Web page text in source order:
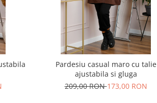
Pardesiu casual maro cu talie
ajustabila si gluga
209,00 RON173,00 RON